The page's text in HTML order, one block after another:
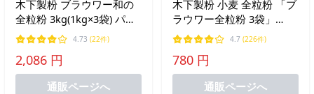
木下製粉 ブラウワー和の
全粒粉 3kg(1kg×3袋) パン
用 強力粉 小麦粉 全粒粉小
麦粉 チャック付ラミネー
ト袋 ファリーナコーポレ
ーション
4.73 (22件)
2,086 円
通販ページへ
木下製粉 小麦 全粒粉 「ブ
ラウワー全粒粉 3袋」
750g ( 250g × 3 ) パン用 小
麦粉 強力粉 HBジャスト1
斤サイズ ファリーナコー
ポレーション
4.7 (226件)
780 円
通販ページへ